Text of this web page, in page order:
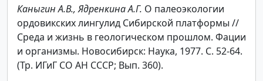
Каныгин А.В., Ядренкина А.Г. О палеоэкологии
ордовикских лингулид Сибирской платформы //
Среда и жизнь в геологическом прошлом. Фации
и организмы. Новосибирск: Наука, 1977. С. 52-64.
(Тр. ИГиГ СО АН СССР; Вып. 360).